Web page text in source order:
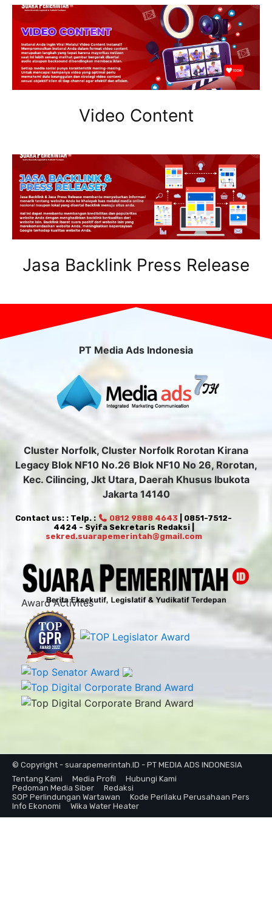
Video Content
Jasa Backlink Press Release
PT Media Ads Indonesia
Cluster Norfolk, Cluster Norfolk Rorotan Kirana
Legacy Blok NF10 No.26 Blok NF10 No 26, Rorotan,
Kec. Cilincing, Jkt Utara, Daerah Khusus Ibukota
Jakarta 14140
Contact us: : Telp. : 0812 9888 4643 | 0851-7512-
4424 - Syifa Sekretaris Redaksi |
sekred.suarapemerintah@gmail.com
Award Activites
© Copyright - suarapemerintah.ID - PT MEDIA ADS INDONESIA
Tentang Kami
Media Profil
Hubungi Kami
Pedoman Media Siber
Redaksi
SOP Perlindungan Wartawan
Kode Perilaku Perusahaan Pers
Info Ekonomi
Wika Water Heater